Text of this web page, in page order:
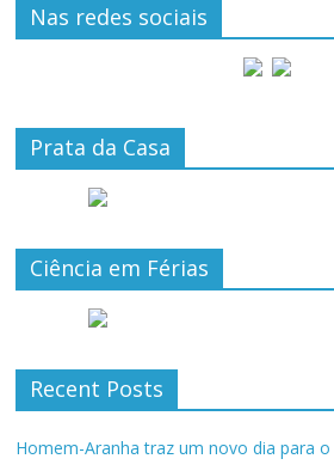
Nas redes sociais
Prata da Casa
Ciência em Férias
Recent Posts
Homem-Aranha traz um novo dia para